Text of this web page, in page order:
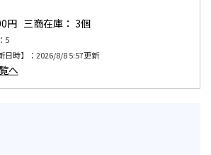
円 三商在庫： 3個
5
日時】：2026/8/8 5:57更新
へ